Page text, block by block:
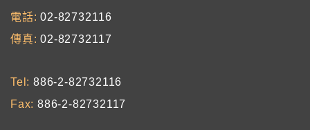
電話
02-82732116
傳真
02-82732117
Tel
886-2-82732116
Fax 886-2-82732117